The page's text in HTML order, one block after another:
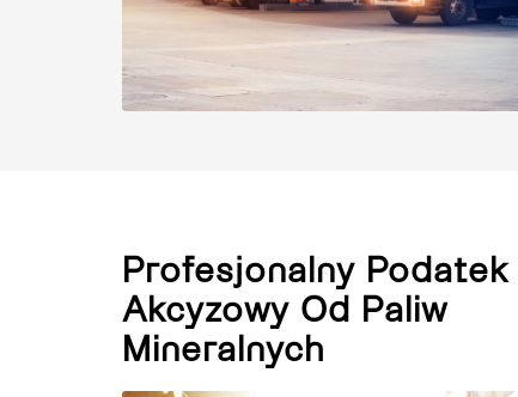
Profesjonalny Podatek
Akcyzowy Od Paliw
Mineralnych